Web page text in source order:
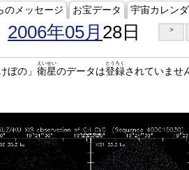
のメッセージ お宝データ 宇宙カレン
2006年05月 28日 >
ぼの」 衛星
えいせい
のデータは登録
とうろく
されていませ